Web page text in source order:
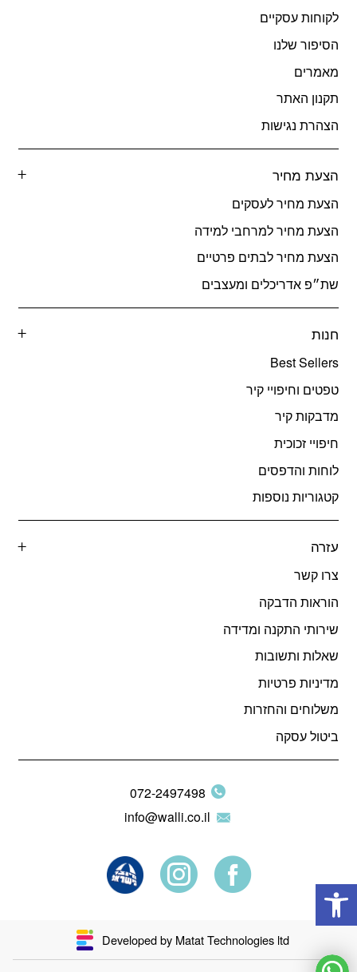
לקוחות עסקיים
הסיפור שלנו
מאמרים
תקנון האתר
הצהרת נגישות
הצעת מחיר
הצעת מחיר לעסקים
הצעת מחיר למרחבי למידה
הצעת מחיר לבתים פרטיים
שת״פ אדריכלים ומעצבים
חנות
Best Sellers
טפטים וחיפויי קיר
מדבקות קיר
חיפויי זכוכית
לוחות והדפסים
קטגוריות נוספות
עזרה
צרו קשר
הוראות הדבקה
שירותי התקנה ומדידה
שאלות ותשובות
מדיניות פרטיות
משלוחים והחזרות
ביטול עסקה
072-2497498
info@walli.co.il
Developed by Matat Technologies ltd
פתח סרגל נגישות